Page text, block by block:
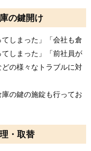
の鍵開け
てしまった」「会社も倉
しまった」「前社員が
の様々なトラブルに対
の鍵の施錠も行ってお
・取替